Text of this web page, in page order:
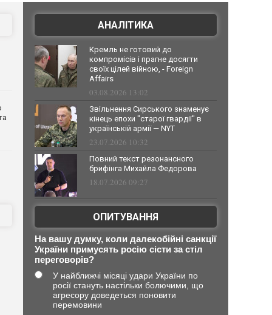
АНАЛІТИКА
Кремль не готовий до
компромісів і прагне досягти
своїх цілей війною, - Foreign
Affairs
03.08.2026 13:02
Звільнення Сирського знаменує
кінець епохи "старої гвардії" в
українській армії — NYT
23.07.2026 10:32
Повний текст резонансного
брифінга Михайла Федорова
18.07.2026 09:27
ОПИТУВАННЯ
На вашу думку, коли далекобійні санкції
України примусять росію сісти за стіл
переговорів?
У найближчі місяці удари України по
росії стануть настільки болючими, що
агресору доведеться поновити
перемовини